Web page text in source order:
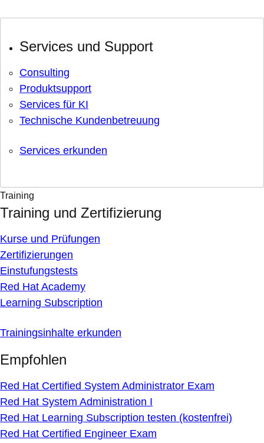
Services und Support
Consulting
Produktsupport
Services für KI
Technische Kundenbetreuung
Services erkunden
Training
Training und Zertifizierung
Kurse und Prüfungen
Zertifizierungen
Einstufungstests
Red Hat Academy
Learning Subscription
Trainingsinhalte erkunden
Empfohlen
Red Hat Certified System Administrator Exam
Red Hat System Administration I
Red Hat Learning Subscription testen (kostenfrei)
Red Hat Certified Engineer Exam